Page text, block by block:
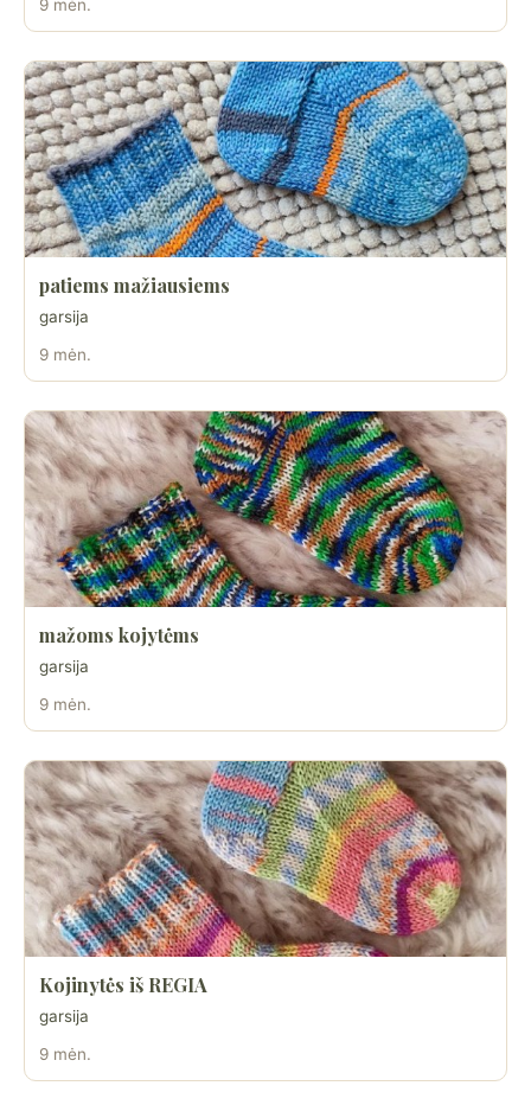
9 mėn.
patiems mažiausiems
garsija
9 mėn.
mažoms kojytėms
garsija
9 mėn.
Kojinytės iš REGIA
garsija
9 mėn.